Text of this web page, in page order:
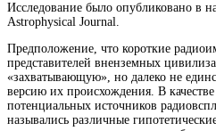
Исследование было опубликовано в
Astrophysical Journal.
Предположение, что короткие
представителей вненземных
«захватывающую», но далеко не
версию их происхождения. В
потенциальных источников
назывались различные